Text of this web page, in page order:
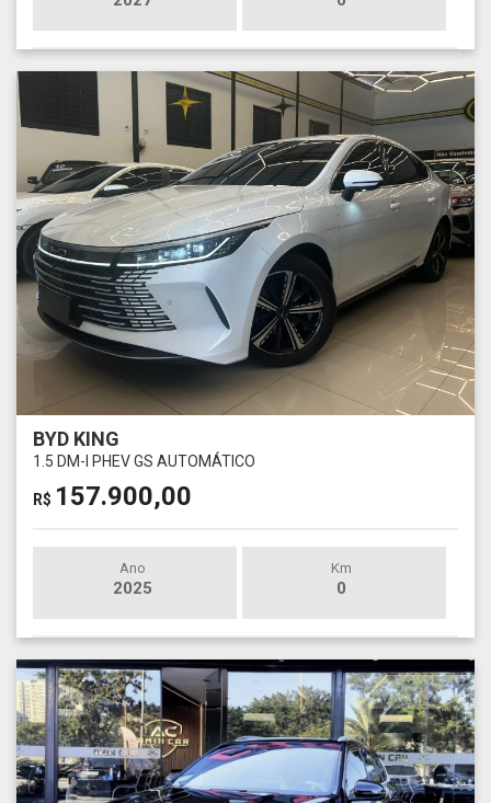
BYD KING
1.5 DM-I PHEV GS AUTOMÁTICO
R$ 157.900,00
Ano
2025
Km
0